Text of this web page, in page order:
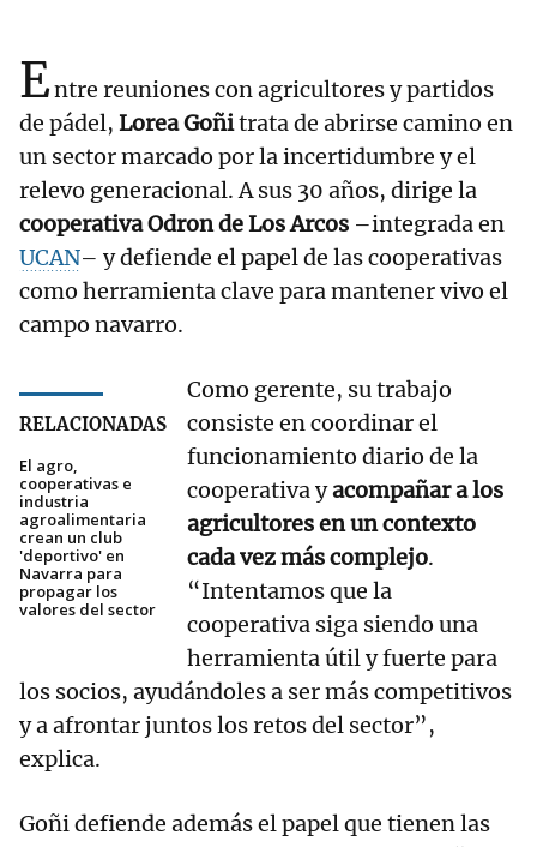
Entre reuniones con agricultores y partidos
de pádel, Lorea Goñitrata de abrirse camino en
un sector marcado por la incertidumbre y el
relevo generacional. A sus 30 años, dirige la
cooperativa Odron de Los Arcos –integrada en
UCAN– y defiende el papel de las cooperativas
como herramienta clave para mantener vivo el
campo navarro.
RELACIONADAS
El agro,
cooperativas e
industria
agroalimentaria
crean un club
'deportivo' en
Navarra para
propagar los
valores del sector
Como gerente, su trabajo
consiste en coordinar el
funcionamiento diario de la
cooperativa yacompañar a los
agricultores en un contexto
cada vez más complejo.
“Intentamos que la
cooperativa siga siendo una
herramienta útil y fuerte para
los socios, ayudándoles a ser más competitivos
y a afrontar juntos los retos del sector”,
explica.
Goñi defiende además el papel que tienen las